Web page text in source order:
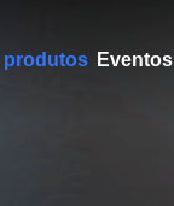
produtos Eventos